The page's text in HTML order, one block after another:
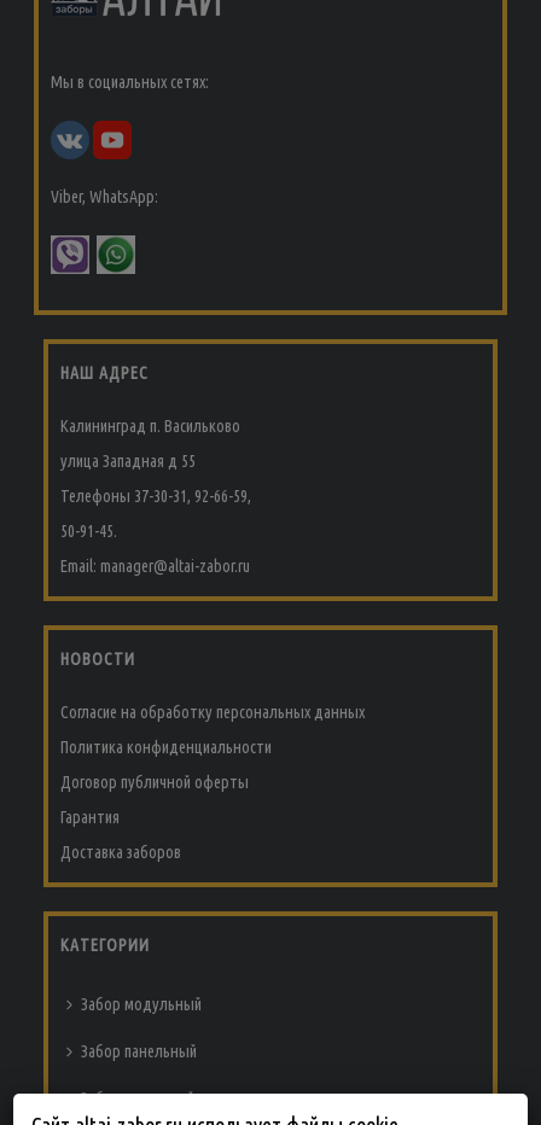
Мы в социальных сетях:
Viber, WhatsApp:
НАШ АДРЕС
Калининград п. Васильково
улица Западная д 55
Телефоны 37-30-31, 92-66-59,
50-91-45.
Email: manager@altai-zabor.ru
НОВОСТИ
Согласие на обработку персональных данных
Политика конфиденциальности
Договор публичной оферты
Гарантия
Доставка заборов
КАТЕГОРИИ
Забор модульный
Забор панельный
Забор из сварной сетки